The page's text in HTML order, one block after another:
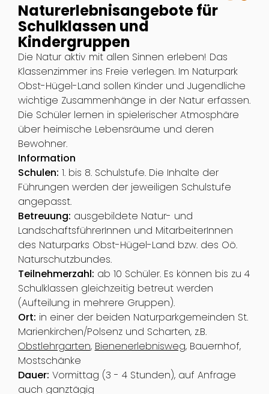
Naturerlebnisangebote für
Schulklassen und
Kindergruppen
Die Natur aktiv mit allen Sinnen erleben! Das
Klassenzimmer ins Freie verlegen. Im Naturpark
Obst-Hügel-Land sollen Kinder und Jugendliche
wichtige Zusammenhänge in der Natur erfassen.
Die Schüler lernen in spielerischer Atmosphäre
über heimische Lebensräume und deren
Bewohner.
Information
Schulen: 1. bis 8. Schulstufe. Die Inhalte der
Führungen werden der jeweiligen Schulstufe
angepasst.
Betreuung: ausgebildete Natur- und
LandschaftsführerInnen und MitarbeiterInnen
des Naturparks Obst-Hügel-Land bzw. des Oö.
Naturschutzbundes.
Teilnehmerzahl: ab 10 Schüler. Es können bis zu 4
Schulklassen gleichzeitig betreut werden
(Aufteilung in mehrere Gruppen).
Ort: in einer der beiden Naturparkgemeinden St.
Marienkirchen/Polsenz und Scharten, z.B.
Obstlehrgarten, Bienenerlebnisweg, Bauernhof,
Mostschänke
Dauer: Vormittag (3 - 4 Stunden), auf Anfrage
auch ganztägig